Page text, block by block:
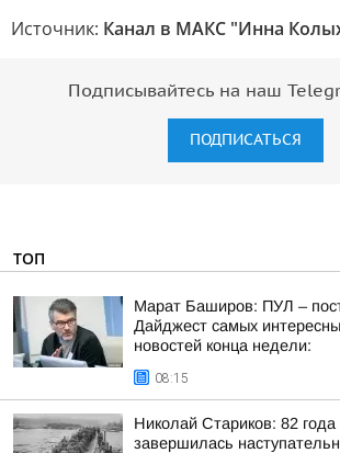
Источник: Канал в МАКС "Инна
Подписывайтесь на наш
ПОДПИСАТЬСЯ
ТОП
Марат Баширов: ПУЛ –
Дайджест самых
новостей конца недели:
08:15
Николай Стариков: 82 года
завершилась